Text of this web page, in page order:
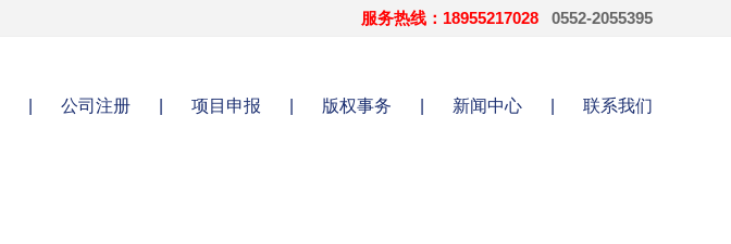
服务热线：18955217028 0552-2055395
公司注册 项目申报 版权事务 新闻中心 联系我们